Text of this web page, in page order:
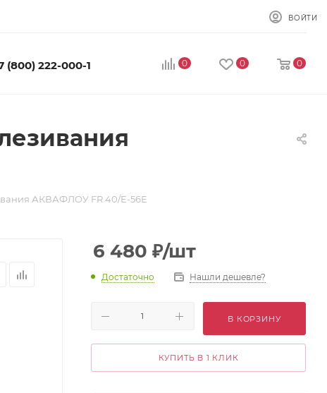
ВОЙТИ
(800) 222-000-1 0 0 0
АКВАФЛОУ FR 40/E-56E
6 480 ₽/шт
Достаточно Нашли дешевле?
В КОРЗИНУ
КУПИТЬ В 1 КЛИК